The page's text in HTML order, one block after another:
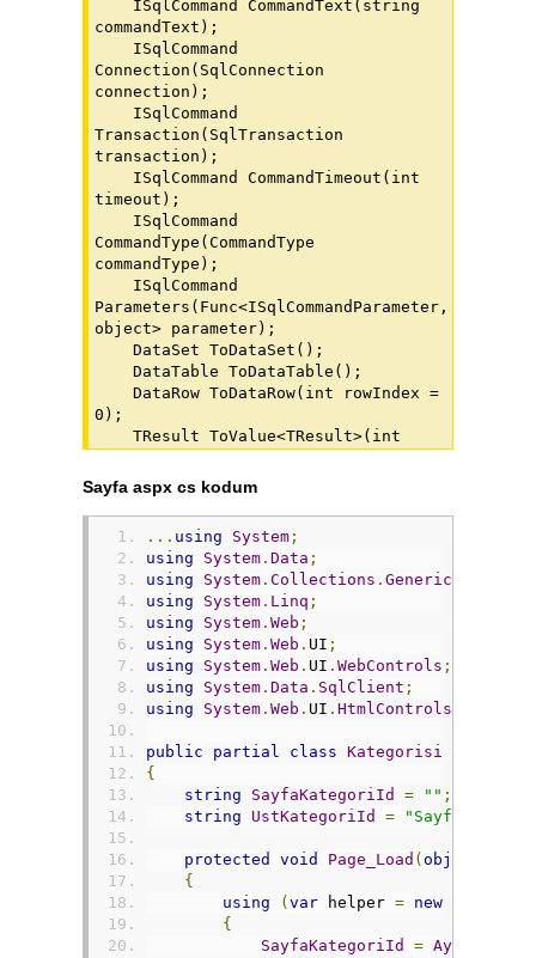
commandText);
Connection(SqlConnection
connection);
Transaction(SqlTransaction
transaction);
timeout);
CommandType(CommandType
commandType);
Parameters(Func<ISqlCommandParameter,
object> parameter);
0);
    SqlDataReader
ExecuteReader(CommandBehavior
commandBehavior =
CommandBehavior.Default);
    int ExecuteNonQuery();
    object ExecuteScalar();
    TResult ExecuteScalar<TResult>
();
public interface
ISqlCommandParameter
    ISqlCommandParameter
Add(SqlParameter parameter);
    ISqlCommandParameter Add(string
parameterName, object value);
    ISqlCommandParameter Add(string
parameterName, SqlDbType sqlDbType);
    ISqlCommandParameter Add(string
parameterName, SqlDbType sqlDbType,
int size);
    ISqlCommandParameter Add(string
Sayfa aspx cs kodum
... using System ;
using
System . Data ;
using
System . Collections . Generic
using
System . Linq ;
using
System . Web ;
using
System . Web . UI ;
using
System . Web . UI . WebControls ;
using
System . Data . SqlClient ;
using
System . Web . UI . HtmlControls
public partial class Kategorisi
{
string
SayfaKategoriId = "" ;
string
UstKategoriId =
protected void Page_Load (object
{
using
(var helper = new
{
SayfaKategoriId
= Ayarlar